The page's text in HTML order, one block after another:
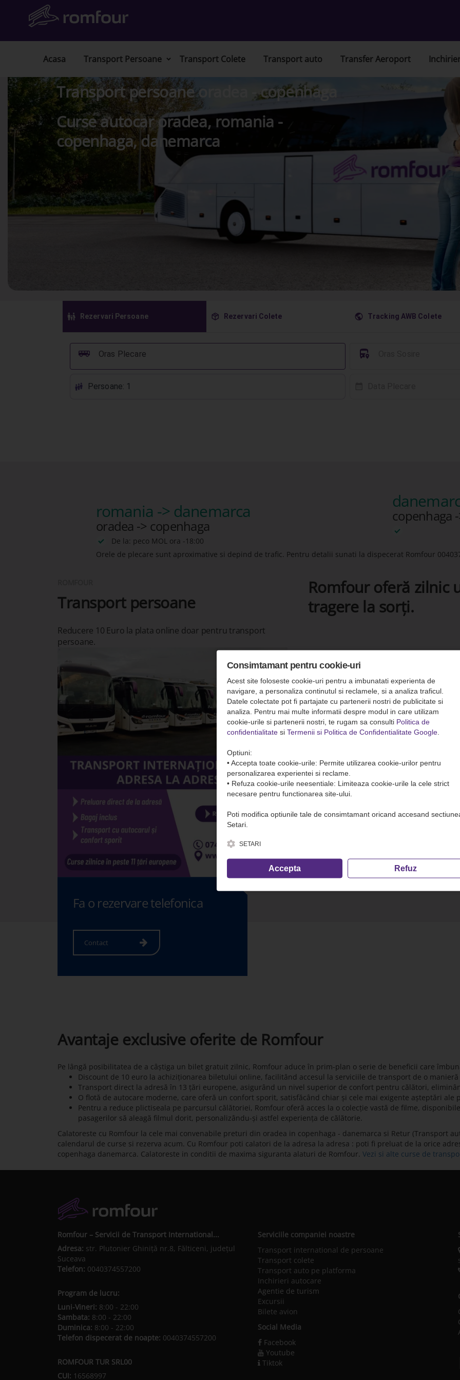
Acasa Transport Persoane Transport Colete Transport auto Transfer Aeroport
Transport persoane oradea - copenhaga
Curse autocar oradea, romania -
copenhaga, danemarca
󱠣 Rezervari Persoane 󰏗 Rezervari Colete 󰇧 Tracking AWB Colete
Oras Plecare
󰞠 󱈒
󱕱 Persoane: 1
romania -> danemarca
oradea -> copenhaga
De la: peco MOL ora -18:00
copenhaga
Orele de plecare sunt aproximative si depind de trafic. Pentru detalii sunati la dispecerat Romfour
Transport persoane
Reducere 10 Euro la plata online doar pentru transport
persoane.
Fa o rezervare telefonica
Contact
Romfour oferă zilnic
tragere la sorți.
Avantaje exclusive oferite de Romfour
Pe lângă posibilitatea de a câștiga un bilet gratuit zilnic, Romfour aduce în prim-plan o serie de beneficii care
Discount de 10 euro la achiziționarea biletului online, facilitând accesul la serviciile de transport de o
Transport direct la adresă în 13 țări europene, asigurând un nivel superior de confort pentru călători,
O flotă de autocare moderne, care oferă un confort sporit, satisfăcând chiar și cele mai exigente așteptări ale
Pentru a reduce plictiseala pe parcursul călătoriei, Romfour oferă acces la o colecție vastă de filme,
pasagerilor să aleagă filmul dorit, personalizându-și astfel experiența de călătorie.
Calatoreste cu Romfour la cele mai convenabile preturi din oradea in copenhaga - danemarca si Retur (Transport
calendarul de curse si rezerva acum. Cu Romfour poti calatori de la adresa la adresa : poti fi preluat de la orice
copenhaga danemarca. Calatoreste in conditii de maxima siguranta alaturi de Romfour. Vezi si alte curse de
Romfour – Servicii de Transport International...
Adresa: str. Plutonier Ghiniţă nr.8, Fălticeni, judeţul
Suceava
Telefon: 0040374557200
Program de lucru:
Luni-Vineri: 8:00 - 22:00
Sambata: 8:00 - 22:00
Duminica: 8:00 - 22:00
Telefon dispecerat de noapte: 0040374557200
ROMFOUR TUR SRL00
CUI: 16568997
Serviciile companiei noastre
Transport international de persoane
Transport colete
Transport auto pe platforma
Inchirieri autocare
Agentie de turism
Excursii
Bilete avion
Social Media
Facebook
Youtube
Tiktok
Consimtamant pentru cookie-uri
Acest site foloseste cookie-uri pentru a imbunatati experienta de
navigare, a personaliza continutul si reclamele, si a analiza traficul.
Datele colectate pot fi partajate cu partenerii nostri de publicitate si
analiza. Pentru mai multe informatii despre modul in care utilizam
cookie-urile si partenerii nostri, te rugam sa consulti Politica de
confidentialitate si Termenii si Politica de Confidentialitate Google
Optiuni:
• Accepta toate cookie-urile: Permite utilizarea cookie-urilor pentru
personalizarea experientei si reclame.
• Refuza cookie-urile neesentiale: Limiteaza cookie-urile la cele strict
necesare pentru functionarea site-ului.
Poti modifica optiunile tale de consimtamant oricand accesand
Setari.
SETARI
Accepta Refuz